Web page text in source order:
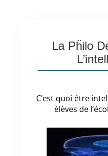
La Pḧilo
C’est quoi être
élèves de